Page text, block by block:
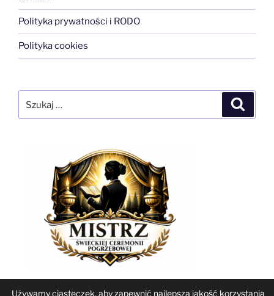
Polityka prywatności i RODO
Polityka cookies
Używamy ciasteczek, aby zapewnić najlepszą jakość korzystania